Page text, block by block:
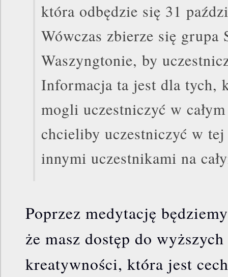
która odbędzie się 31
Wówczas zbierze się grupa
Waszyngtonie, by
Informacja ta jest dla tych,
mogli uczestniczyć w
chcieliby uczestniczyć w
innymi uczestnikami na
Poprzez medytację
że masz dostęp do
kreatywności, która jest